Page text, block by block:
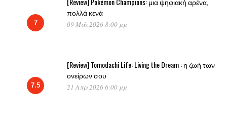
7
πολλά κενά
09 Μάι 2026 8:00 μμ
7.5
[Review] Tomodachi Life: Living the Dream : η ζωή των
ονείρων σου
21 Απρ 2026 6:00 μμ